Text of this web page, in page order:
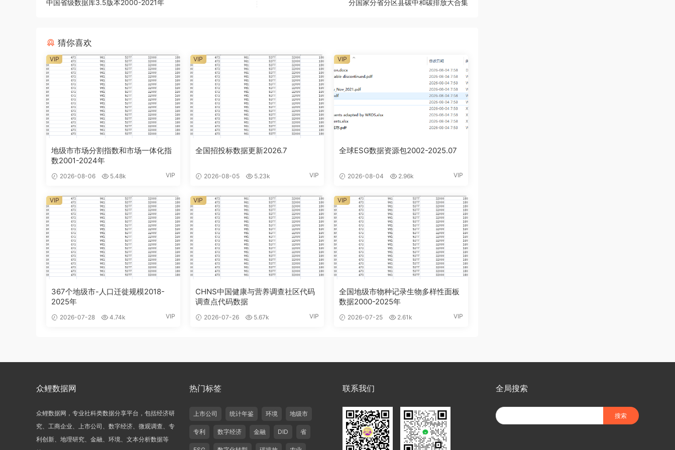
中国省级数据库3.5版本2000-2021年 分国家分省分区县碳中和碳排放大合集
猜你喜欢
地级市市场分割指数和市场一体化指
数2001-2024年
2026-08-06 5.48k VIP
VIP
全国招投标数据更新2026.7
2026-08-05 5.23k VIP
VIP
全球ESG数据资源包2002-2025.07
2026-08-04 2.96k VIP
VIP
367个地级市-人口迁徙规模2018-
2025年
2026-07-28 4.74k VIP
VIP
CHNS中国健康与营养调查社区代码
调查点代码数据
2026-07-26 5.67k VIP
VIP
全国地级市物种记录生物多样性面板
数据2000-2025年
2026-07-25 2.61k VIP
VIP
众鲤数据网
众鲤数据网，专业社科类数据分享平台，包括经济研
究、工商企业、上市公司、数字经济、微观调查、专
利创新、地理研究、金融、环境、文本分析数据等
热门标签
上市公司 统计年鉴 环境 地级市
专利 数字经济 金融 DID 省
联系我们 全局搜索